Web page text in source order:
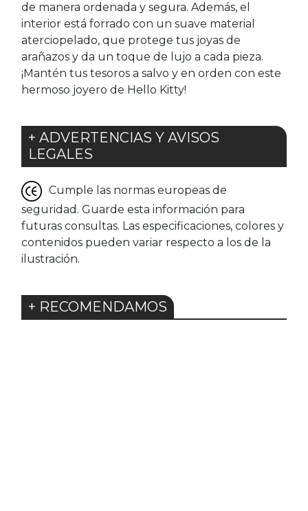
de manera ordenada y segura. Además, el
interior está forrado con un suave material
aterciopelado, que protege tus joyas de
arañazos y da un toque de lujo a cada pieza.
¡Mantén tus tesoros a salvo y en orden con este
hermoso joyero de Hello Kitty!
+ ADVERTENCIAS Y AVISOS
LEGALES
Cumple las normas europeas de
seguridad. Guarde esta información para
futuras consultas. Las especificaciones, colores y
contenidos pueden variar respecto a los de la
ilustración.
+ RECOMENDAMOS